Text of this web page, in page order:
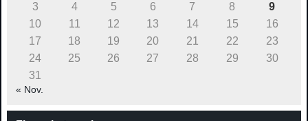
3
4 5 6 7 8
9
10
11 12 13 14 15
16
17
18 19 20 21 22
23
24
25 26 27 28 29
30
31
« Nov.